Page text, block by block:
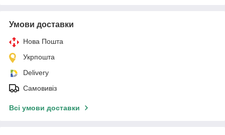
Умови доставки
Нова Пошта
Укрпошта
Delivery
Самовивіз
Всі умови доставки